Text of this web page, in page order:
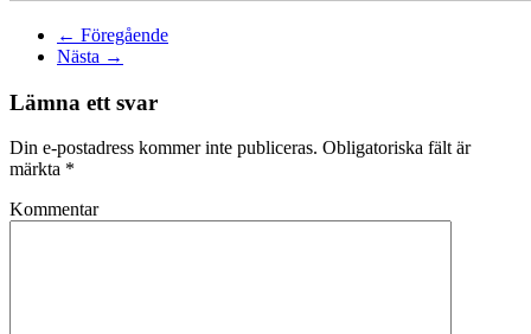
← Föregående
Nästa →
Lämna ett svar
Din e-postadress kommer inte publiceras. Obligatoriska fält är
märkta *
Kommentar